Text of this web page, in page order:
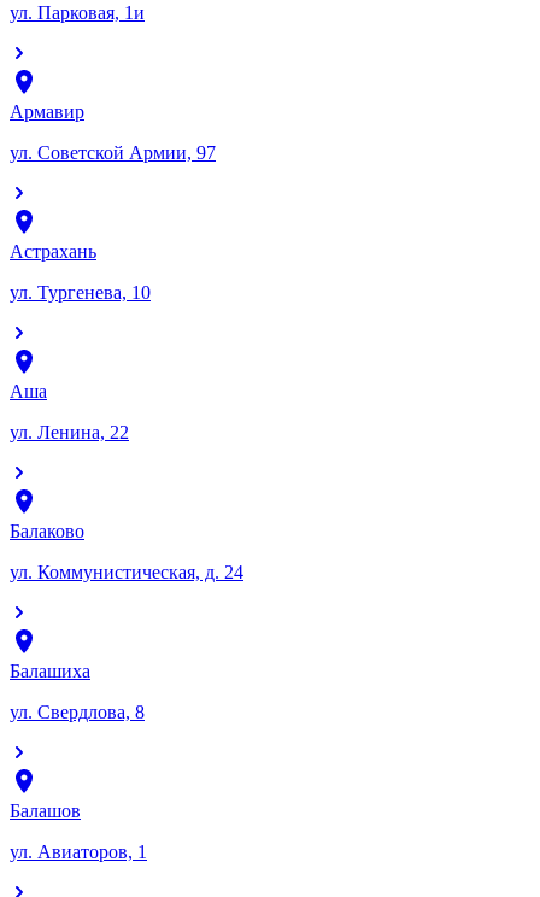
ул. Парковая, 1и
Армавир
ул. Советской Армии, 97
Астрахань
ул. Тургенева, 10
Аша
ул. Ленина, 22
Балаково
ул. Коммунистическая, д. 24
Балашиха
ул. Свердлова, 8
Балашов
ул. Авиаторов, 1